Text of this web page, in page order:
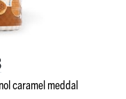
caramel meddal